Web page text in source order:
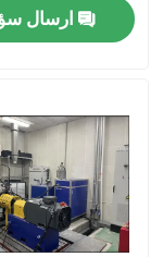
کنترل کیفیت
تماس با ما
ارسال